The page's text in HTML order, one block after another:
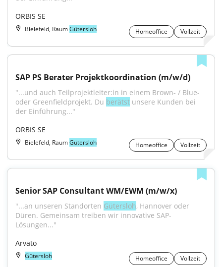
ORBIS SE
Bielefeld, RaumGütersloh Homeoffice Vollzeit
SAP PS Berater Projektkoordination (m/w/d)
"...und auch Teilprojektleiter:in in einem Brown- / Blue-
oder Greenfieldprojekt. Du berätst unsere Kunden bei
der Einführung..."
ORBIS SE
Bielefeld, RaumGütersloh Homeoffice Vollzeit
Senior SAP Consultant WM/EWM (m/w/x)
"...an unseren Standorten Gütersloh, Hannover oder
Düren. Gemeinsam treiben wir innovative SAP-
Lösungen..."
Arvato
Gütersloh Homeoffice Vollzeit